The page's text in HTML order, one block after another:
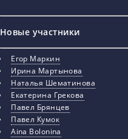
Новые участники
Егор Маркин
Ирина Мартынова
Наталья Шематинова
Екатерина Грекова
Павел Брянцев
Павел Кумок
Aina Bolonina